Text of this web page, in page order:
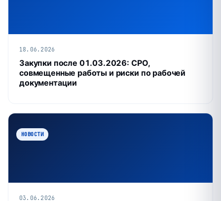
18.06.2026
Закупки после 01.03.2026: СРО,
совмещенные работы и риски по рабочей
документации
НОВОСТИ
03.06.2026